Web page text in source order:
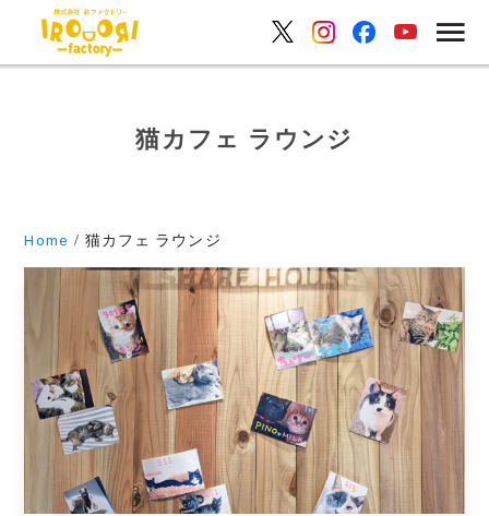
猫カフェ ラウンジ
Home 猫カフェ ラウンジ